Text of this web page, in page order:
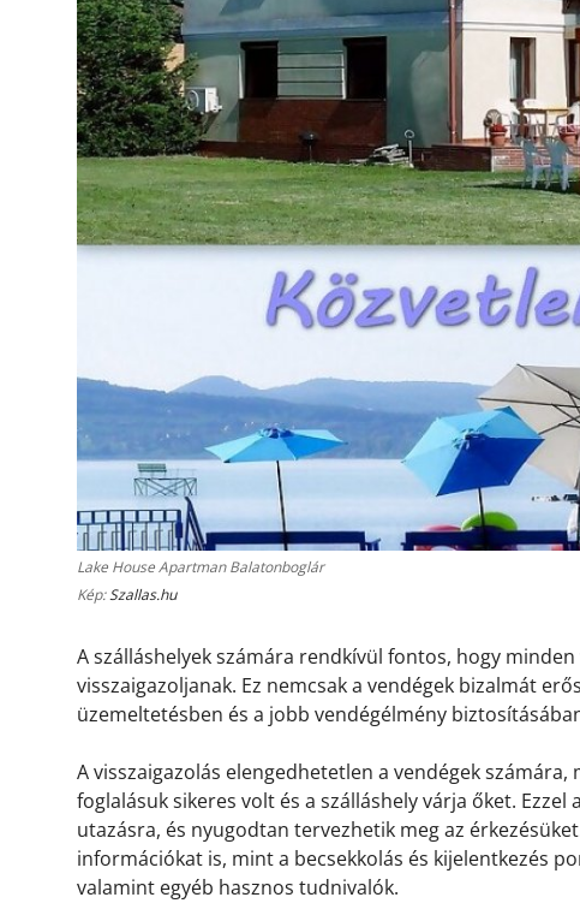
Lake House Apartman Balatonboglár
Kép:Szallas.hu
A szálláshelyek számára rendkívül fontos, hogy
visszaigazoljanak. Ez nemcsak a vendégek bizalmát
üzemeltetésben és a jobb vendégélmény
A visszaigazolás elengedhetetlen a vendégek
foglalásuk sikeres volt és a szálláshely várja őket.
utazásra, és nyugodtan tervezhetik meg az
információkat is, mint a becsekkolás és kijelentkezés
valamint egyéb hasznos tudnivalók.